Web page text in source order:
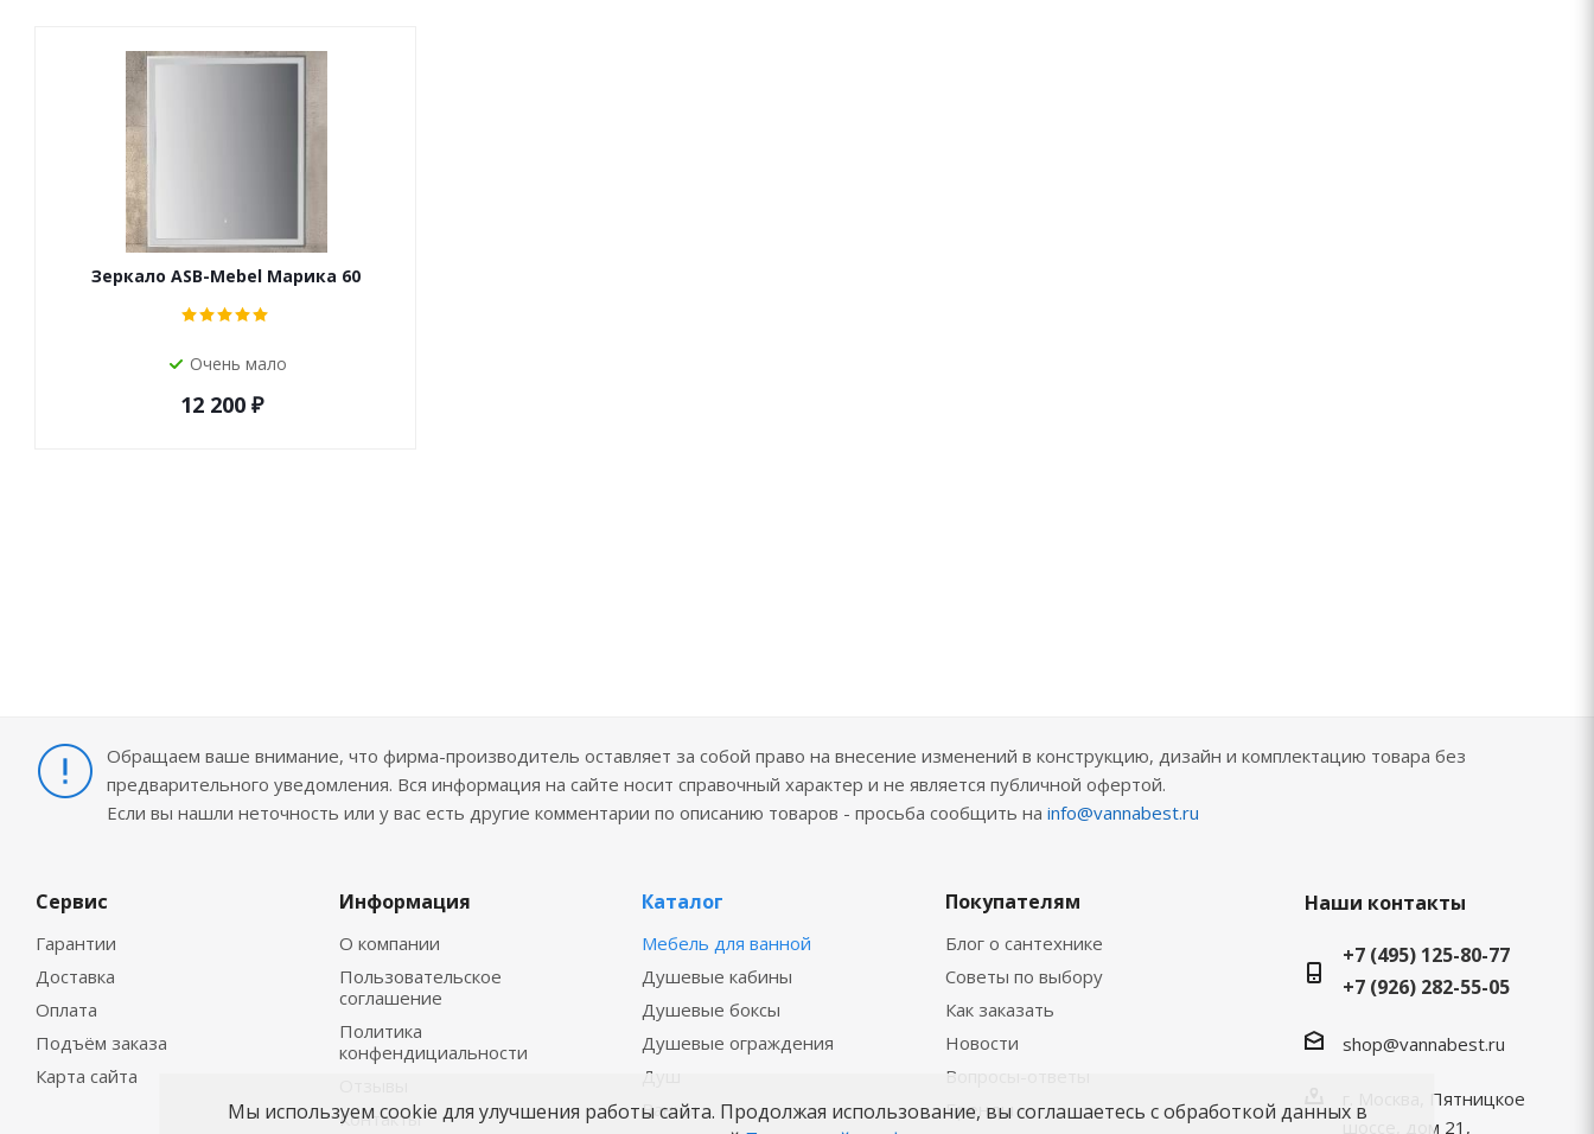
Зеркало ASB-Mebel Марика 60
Очень мало
12 200 ₽
Обращаем ваше внимание, что фирма-производитель оставляет за собой право на внесение изменений в конструкцию, дизайн и комплектацию товара без
предварительного уведомления. Вся информация на сайте носит справочный характер и не является публичной офертой.
Если вы нашли неточность или у вас есть другие комментарии по описанию товаров - просьба сообщить на info@vannabest.ru
Сервис
Гарантии
Доставка
Оплата
Подъём заказа
Карта сайта
Информация
О компании
Пользовательское
соглашение
Политика
конфендициальности
Контакты
Каталог
Мебель для ванной
Душевые кабины
Душевые боксы
Душевые ограждения
Душ
Ванны
Покупателям
Блог о сантехнике
Советы по выбору
Как заказать
Новости
Вопросы-ответы
Бренды
Наши контакты
+7 (495) 125-80-77
+7 (926) 282-55-05
shop@vannabest.ru
г. Москва, Пятницкое
шоссе, дом 21,
Мы используем cookie для улучшения работы сайта. Продолжая использование, вы соглашаетесь с обработкой данных в